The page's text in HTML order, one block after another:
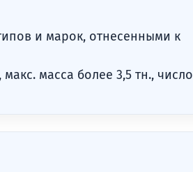
и марок, отнесенными к
масса более 3,5 тн., число